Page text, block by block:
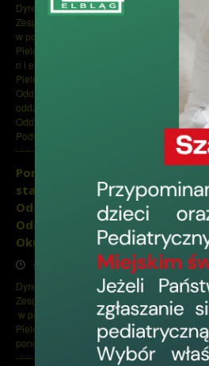
Dyrektor Wojewódzkiego Szpitala
Zespolonego w Elblągu, ul. Królewiecka 146,
w porozumieniu z Okręgową Radą
Pielęgniarek i Położnych w Elblągu p o n o w
n i e ogłasza konkurs na stanowisko
Pielęgniarki Oddziałowej /Pielęgniarza
Oddziałowego niżej wymienionych
oddziałów : 1. Oddziału Onkologicznego 2.
Oddziału Kardiologicznego z
Pododdziałem...
Ponowny konkurs na
stanowisko Pielęgniarki
Oddziałowej/Pielęgniarza
Oddziałowego Oddziału
Okulistycznego
17 czerwca 2026, 13:35
Dyrektor Wojewódzkiego Szpitala
Zespolonego w Elblągu, ul. Królewiecka 146,
w porozumieniu z Okręgową Radą
Pielęgniarek i Położnych w Elblągu
ponownie ogłasza konkurs na...